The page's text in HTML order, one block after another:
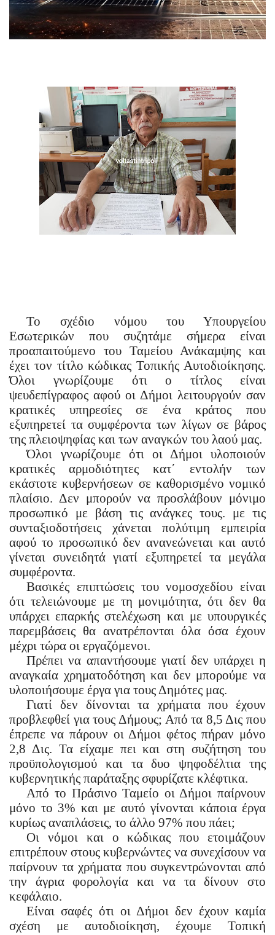
Το σχέδιο νόμου του Υπουργείου
Εσωτερικών που συζητάμε σήμερα είναι
προαπαιτούμενο του Ταμείου Ανάκαμψης και
έχει τον τίτλο κώδικας Τοπικής Αυτοδιοίκησης.
Όλοι γνωρίζουμε ότι ο τίτλος είναι
ψευδεπίγραφος αφού οι Δήμοι λειτουργούν σαν
κρατικές υπηρεσίες σε ένα κράτος που
εξυπηρετεί τα συμφέροντα των λίγων σε βάρος
της πλειοψηφίας και των αναγκών του λαού μας.
Όλοι γνωρίζουμε ότι οι Δήμοι υλοποιούν
κρατικές αρμοδιότητες κατ΄ εντολήν των
εκάστοτε κυβερνήσεων σε καθορισμένο νομικό
πλαίσιο. Δεν μπορούν να προσλάβουν μόνιμο
προσωπικό με βάση τις ανάγκες τους. με τις
συνταξιοδοτήσεις χάνεται πολύτιμη εμπειρία
αφού το προσωπικό δεν ανανεώνεται και αυτό
γίνεται συνειδητά γιατί εξυπηρετεί τα μεγάλα
συμφέροντα.
Βασικές επιπτώσεις του νομοσχεδίου είναι
ότι τελειώνουμε με τη μονιμότητα, ότι δεν θα
υπάρχει επαρκής στελέχωση και με υπουργικές
παρεμβάσεις θα ανατρέπονται όλα όσα έχουν
μέχρι τώρα οι εργαζόμενοι.
Πρέπει να απαντήσουμε γιατί δεν υπάρχει η
αναγκαία χρηματοδότηση και δεν μπορούμε να
υλοποιήσουμε έργα για τους Δημότες μας.
Γιατί δεν δίνονται τα χρήματα που έχουν
προβλεφθεί για τους Δήμους; Από τα 8,5 Δις που
έπρεπε να πάρουν οι Δήμοι φέτος πήραν μόνο
2,8 Δις. Τα είχαμε πει και στη συζήτηση του
προϋπολογισμού και τα δυο ψηφοδέλτια της
κυβερνητικής παράταξης σφυρίζατε κλέφτικα.
Από το Πράσινο Ταμείο οι Δήμοι παίρνουν
μόνο το 3% και με αυτό γίνονται κάποια έργα
κυρίως αναπλάσεις, το άλλο 97% που πάει;
Οι νόμοι και ο κώδικας που ετοιμάζουν
επιτρέπουν στους κυβερνώντες να συνεχίσουν να
παίρνουν τα χρήματα που συγκεντρώνονται από
την άγρια φορολογία και να τα δίνουν στο
κεφάλαιο.
Είναι σαφές ότι οι Δήμοι δεν έχουν καμία
σχέση με αυτοδιοίκηση, έχουμε Τοπική